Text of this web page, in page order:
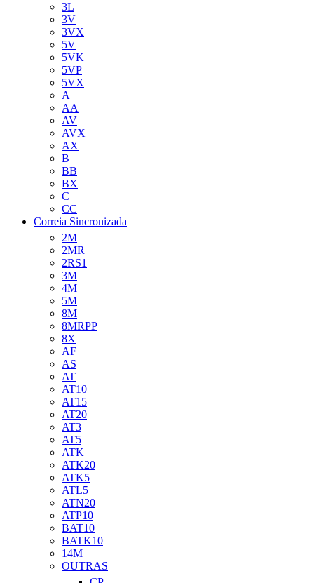
3L
3V
3VX
5V
5VK
5VP
5VX
A
AA
AV
AVX
AX
B
BB
BX
C
CC
Correia Sincronizada
2M
2MR
2RS1
3M
4M
5M
8M
8MRPP
8X
AF
AS
AT
AT10
AT15
AT20
AT3
AT5
ATK
ATK20
ATK5
ATL5
ATN20
ATP10
BAT10
BATK10
14M
OUTRAS